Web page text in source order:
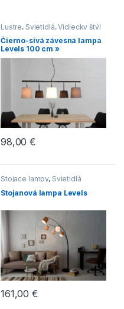
Lustre, Svietidlá,Vidiecky štýl
Čierno-sivá závesná lampa
Levels 100 cm »
98,00€
Stojace lampy, Svietidlá
Stojanová lampa Levels
161,00€